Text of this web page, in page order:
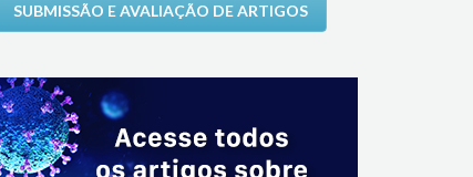
SUBMISSÃO E AVALIAÇÃO DE ARTIGOS